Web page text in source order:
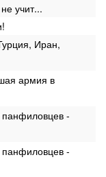
учит...
Иран,
армия в
-
-